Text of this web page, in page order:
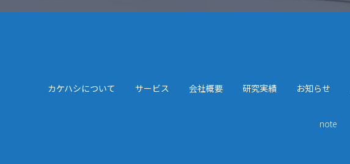
カケハシについて サービス 会社概要 研究実績 お知らせ
note